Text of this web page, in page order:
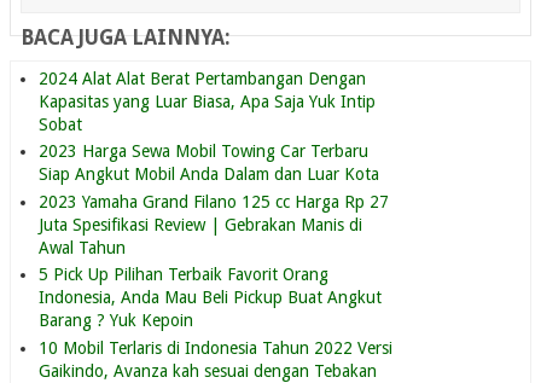
BACA JUGA LAINNYA:
2024 Alat Alat Berat Pertambangan Dengan
Kapasitas yang Luar Biasa, Apa Saja Yuk Intip
Sobat
2023 Harga Sewa Mobil Towing Car Terbaru
Siap Angkut Mobil Anda Dalam dan Luar Kota
2023 Yamaha Grand Filano 125 cc Harga Rp 27
Juta Spesifikasi Review | Gebrakan Manis di
Awal Tahun
5 Pick Up Pilihan Terbaik Favorit Orang
Indonesia, Anda Mau Beli Pickup Buat Angkut
Barang ? Yuk Kepoin
10 Mobil Terlaris di Indonesia Tahun 2022 Versi
Gaikindo, Avanza kah sesuai dengan Tebakan